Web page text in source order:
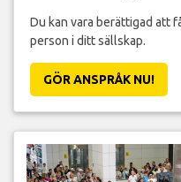
Du kan vara berättigad att
person i ditt sällskap.
GÖR ANSPRÅK NU!